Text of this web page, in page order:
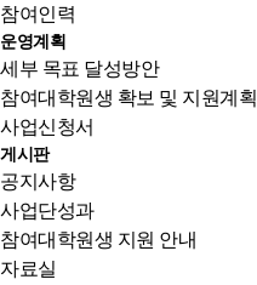
참여인력
운영계획
세부 목표 달성방안
참여대학원생 확보 및 지원계획
사업신청서
게시판
공지사항
사업단성과
참여대학원생 지원 안내
자료실